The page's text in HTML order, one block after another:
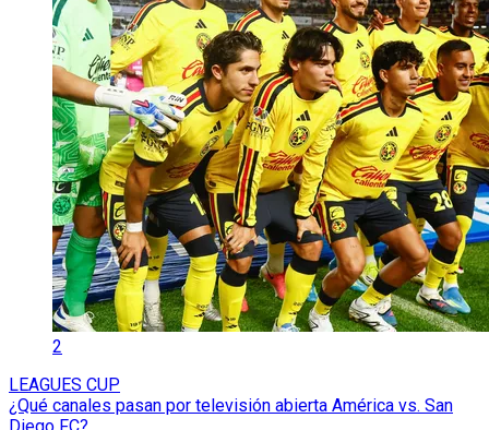
2
LEAGUES CUP
¿Qué canales pasan por televisión abierta América vs. San